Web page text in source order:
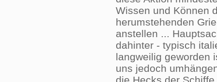
Wissen und Können
herumstehenden
anstellen ...
dahinter - typisch
langweilig geworden
uns jedoch